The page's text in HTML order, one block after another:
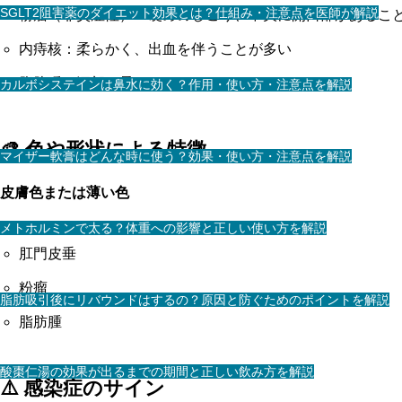
SGLT2阻害薬のダイエット効果とは？仕組み・注意点を医師が解説
カルボシステインは鼻水に効く？作用・使い方・注意点を解説
マイザー軟膏はどんな時に使う？効果・使い方・注意点を解説
メトホルミンで太る？体重への影響と正しい使い方を解説
脂肪吸引後にリバウンドはするの？原因と防ぐためのポイントを解説
酸棗仁湯の効果が出るまでの期間と正しい飲み方を解説
粉瘤（非炎症性）：硬めのしこり、中央に開口部があるこ
内痔核：柔らかく、出血を伴うことが多い
脂肪腫：深部の柔らかいしこり
🎨 色や形状による特徴
皮膚色または薄い色
肛門皮垂
粉瘤
脂肪腫
⚠️ 感染症のサイン